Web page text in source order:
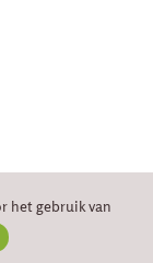
het gebruik van